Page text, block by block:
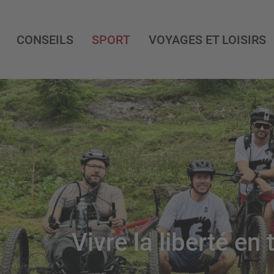
CONSEILS SPORT VOYAGES ET LOISIRS
Vivre la liberté en